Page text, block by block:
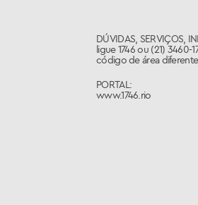
DÚVIDAS, SERVIÇOS,
ligue 1746 ou (21)
código de área
PORTAL:
www.1746.rio